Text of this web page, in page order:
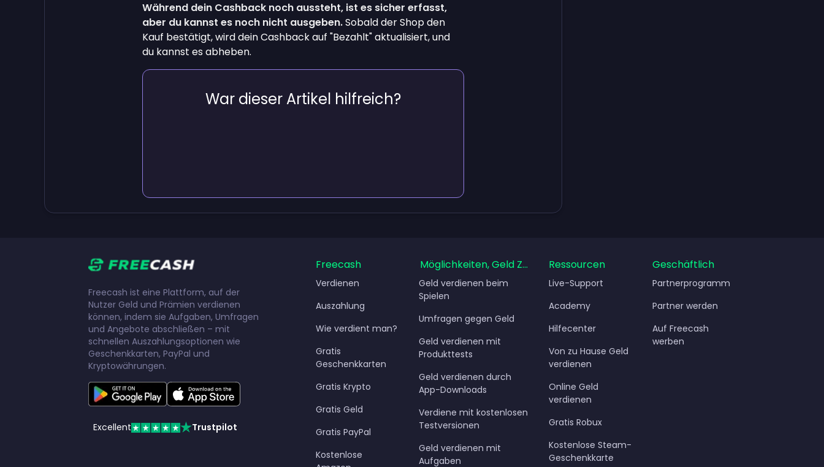
Während dein Cashback noch aussteht, ist es sicher erfasst,
aber du kannst es noch nicht ausgeben.Sobald der Shop den
Kauf bestätigt, wird dein Cashback auf "Bezahlt" aktualisiert, und
du kannst es abheben.
War dieser Artikel hilfreich?
Freecash ist eine Plattform, auf der
Nutzer Geld und Prämien verdienen
können, indem sie Aufgaben, Umfragen
und Angebote abschließen – mit
schnellen Auszahlungsoptionen wie
Geschenkkarten, PayPal und
Kryptowährungen.
Excellent Trustpilot
Freecash
Verdienen
Auszahlung
Wie verdient man?
Gratis
Geschenkkarten
Gratis Krypto
Gratis Geld
Gratis PayPal
Kostenlose
Möglichkeiten, Geld Zu Verdienen
Geld verdienen beim
Spielen
Umfragen gegen Geld
Geld verdienen mit
Produkttests
Geld verdienen durch
App-Downloads
Verdiene mit kostenlosen
Testversionen
Geld verdienen mit
Aufgaben
Ressourcen
Live-Support
Academy
Hilfecenter
Von zu Hause Geld
verdienen
Online Geld
verdienen
Gratis Robux
Kostenlose Steam-
Geschenkkarte
Geschäftlich
Partnerprogramm
Partner werden
Auf Freecash
werben